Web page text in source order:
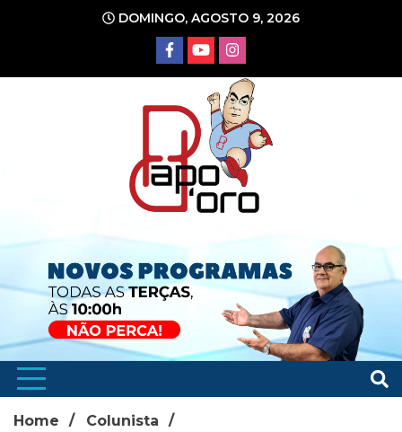
conteúdo
DOMINGO, AGOSTO 9, 2026
Home
Colunista